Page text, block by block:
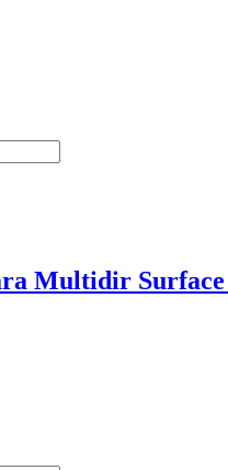
Multidir Surface